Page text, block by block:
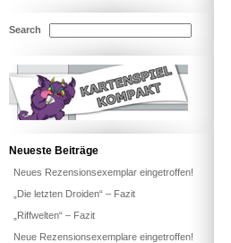
Search
Neueste Beiträge
Neues Rezensionsexemplar eingetroffen!
„Die letzten Droiden“ – Fazit
„Riffwelten“ – Fazit
Neue Rezensionsexemplare eingetroffen!